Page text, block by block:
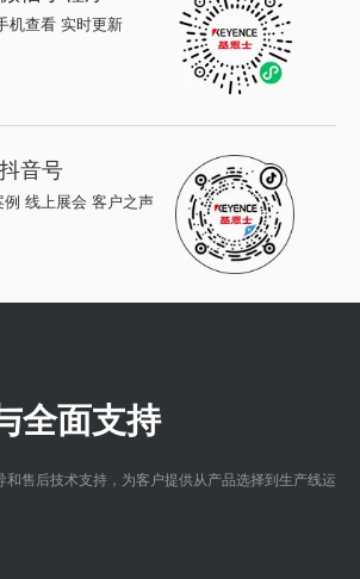
机查看 实时更新
音号
线上展会 客户之声
全面支持
和售后技术支持，为客户提供从产品选择到生产线运